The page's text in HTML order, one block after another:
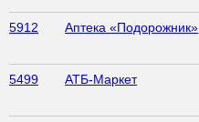
5912 Аптека «Подорожник»
5499 АТБ-Маркет